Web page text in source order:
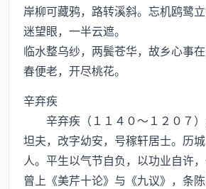
岸柳可藏鸦，路转溪斜。忘机鸥鹭
迷望眼，一半云遮。
临水整乌纱，两鬓苍华，故乡心事
春便老，开尽桃花。
辛弃疾
辛弃疾（１１４０～１２０７）
坦夫，改字幼安，号稼轩居士。历城
人。平生以气节自负，以功业自许，
曾上《美芹十论》与《九议》，条